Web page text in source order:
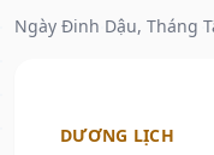
Ngày Đinh Dậu, Tháng
DƯƠNG LỊCH